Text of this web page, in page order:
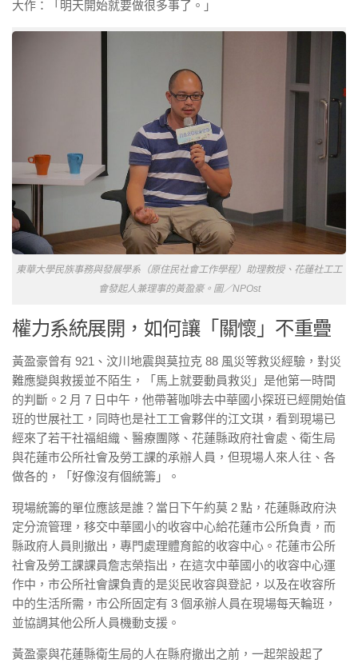
大作： 「明天開始就要做很多事了。」
東華大學民族事務與發展學系（原住民社會工作學程）助理教授、花蓮社工工
會發起人兼理事的黃盈豪。 圖／NPOst
權力系統展開，如何讓「關懷」不重疊
黃盈豪曾有 921、汶川地震與莫拉克 88 風災等救災經驗，對災
難應變與救援並不陌生，「馬上就要動員救災」是他第一時間
的判斷。2 月 7 日中午，他帶著咖啡去中華國小探班已經開始值
班的世展社工，同時也是社工工會夥伴的江文琪，看到現場已
經來了若干社福組織、醫療團隊、花蓮縣政府社會處、衛生局
與花蓮市公所社會及勞工課的承辦人員，但現場人來人往、各
做各的，「好像沒有個統籌」。
現場統籌的單位應該是誰？當日下午約莫 2 點，花蓮縣政府決
定分流管理，移交中華國小的收容中心給花蓮市公所負責，而
縣政府人員則撤出，專門處理體育館的收容中心。花蓮市公所
社會及勞工課課員詹志榮指出，在這次中華國小的收容中心運
作中，市公所社會課負責的是災民收容與登記，以及在收容所
中的生活所需，市公所固定有 3 個承辦人員在現場每天輪班，
並協調其他公所人員機動支援。
黃盈豪與花蓮縣衛生局的人在縣府撤出之前，一起架設起了